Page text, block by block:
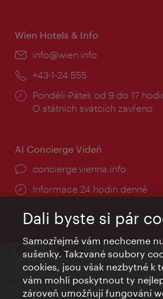
Wien Hotels & Info
E-
info@wien.info
Telefon:
+43-1-24 555
Provozní
doba:
Pondělí-Pátek od 9 do 17
O státních svátcích zavřeno
AI Concierge Vídeň
concierge.vienna.info
Informace 24 hodin denně
Kontakty
Credits
Prohlášení o ochraně osobních údajů
Dali byste si pár
Samozřejmě vám nechceme
sušenky. Takzvané soubory
cookies, jsou však nezbytné k
vám mohli poskytnout ty
zároveň umožňují fungování